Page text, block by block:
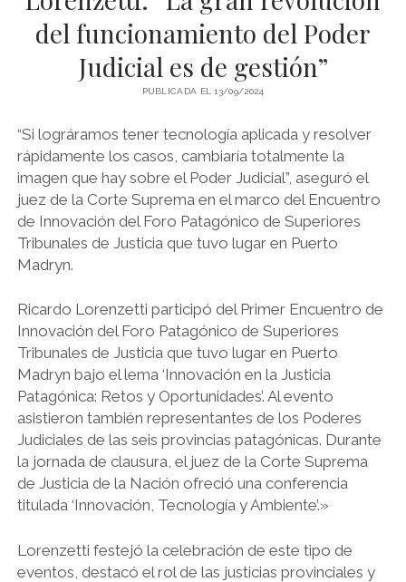
LIBROS EN PARAGUAY
LIBROS EN URUGUAY
del funcionamiento del Poder
Judicial es de gestión”
PUBLICADA EL 13/09/2024
“Si lográramos tener tecnología aplicada y resolver
rápidamente los casos, cambiaría totalmente la
imagen que hay sobre el Poder Judicial”, aseguró el
juez de la Corte Suprema en el marco del Encuentro
de Innovación del Foro Patagónico de Superiores
Tribunales de Justicia que tuvo lugar en Puerto
Madryn.
Ricardo Lorenzetti participó del Primer Encuentro de
Innovación del Foro Patagónico de Superiores
Tribunales de Justicia que tuvo lugar en Puerto
Madryn bajo el lema ‘Innovación en la Justicia
Patagónica: Retos y Oportunidades’. Al evento
asistieron también representantes de los Poderes
Judiciales de las seis provincias patagónicas. Durante
la jornada de clausura, el juez de la Corte Suprema
de Justicia de la Nación ofreció una conferencia
titulada ‘Innovación, Tecnología y Ambiente’.»
Lorenzetti festejó la celebración de este tipo de
eventos, destacó el rol de las justicias provinciales y